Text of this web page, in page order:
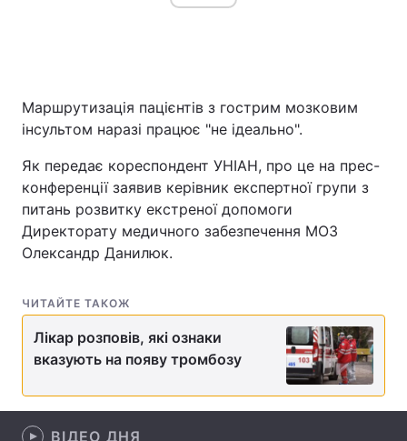
Економіка Світ
Спорт Наука
Техно і зв'язок Лайт
Інциденти
Здоров'я
Цікавинки
Екологія Регіони
Відео з Youtube
Маршрутизація пацієнтів з гострим мозковим
інсультом наразі працює "не ідеально".
Як передає кореспондент УНІАН, про це на прес-
конференції заявив керівник експертної групи з
питань розвитку екстреної допомоги
Директорату медичного забезпечення МОЗ
Олександр Данилюк.
ЧИТАЙТЕ ТАКОЖ
Лікар розповів, які ознаки
вказують на появу тромбозу
ВІДЕО ДНЯ